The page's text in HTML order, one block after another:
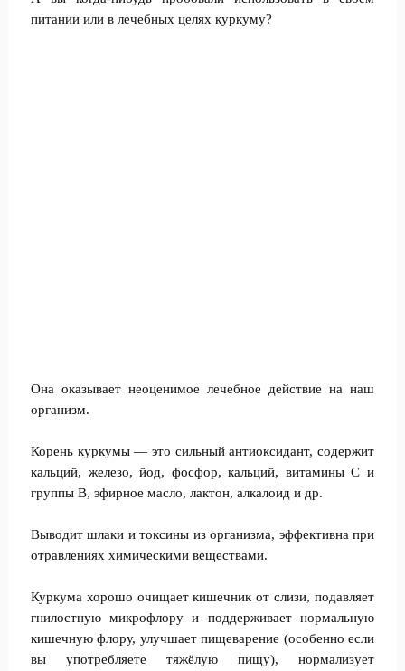
питании или в лечебных целях куркуму?
Она оказывает неоценимое лечебное действие на наш
организм.
Корень куркумы — это сильный антиоксидант, содержит
кальций, железо, йод, фосфор, кальций, витамины С и
группы В, эфирное масло, лактон, алкалоид и др.
Выводит шлаки и токсины из организма, эффективна при
отравлениях химическими веществами.
Куркума хорошо очищает кишечник от слизи, подавляет
гнилостную микрофлору и поддерживает нормальную
кишечную флору, улучшает пищеварение (особенно если
вы употребляете тяжёлую пищу), нормализует